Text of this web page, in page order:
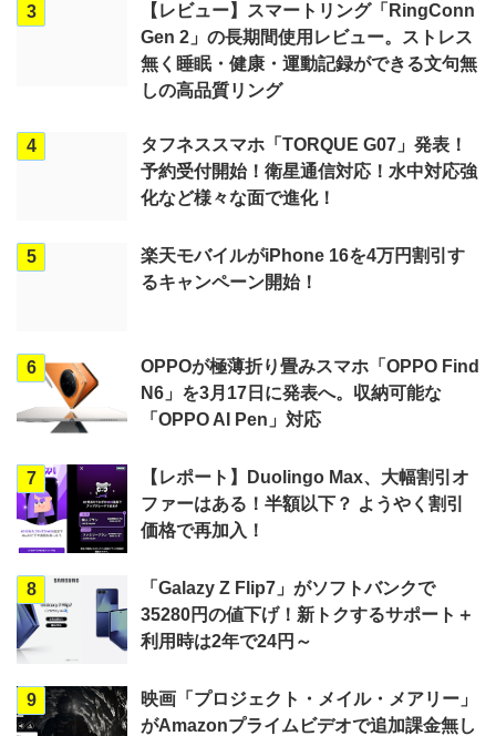
3
【レビュー】スマートリング「RingConn
Gen 2」の長期間使用レビュー。ストレス
無く睡眠・健康・運動記録ができる文句無
しの高品質リング
4
タフネススマホ「TORQUE G07」発表！
予約受付開始！衛星通信対応！水中対応強
化など様々な面で進化！
5
楽天モバイルがiPhone 16を4万円割引す
るキャンペーン開始！
6
OPPOが極薄折り畳みスマホ「OPPO Find
N6」を3月17日に発表へ。収納可能な
「OPPO AI Pen」対応
7
【レポート】Duolingo Max、大幅割引オ
ファーはある！半額以下？ ようやく割引
価格で再加入！
8
「Galazy Z Flip7」がソフトバンクで
35280円の値下げ！新トクするサポート＋
利用時は2年で24円～
9
映画「プロジェクト・メイル・メアリー」
がAmazonプライムビデオで追加課金無し